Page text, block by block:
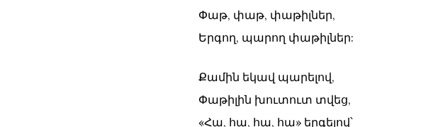
Փաթ, փաթ, փաթիլներ,
Երգող, պարող փաթիլներ:
Քամին եկավ պարելով,
Փաթիլին խուտուտ տվեց,
«Հա, հա, հա, հա» երգելով՝